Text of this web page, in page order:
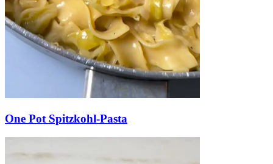
One Pot Spitzkohl-Pasta